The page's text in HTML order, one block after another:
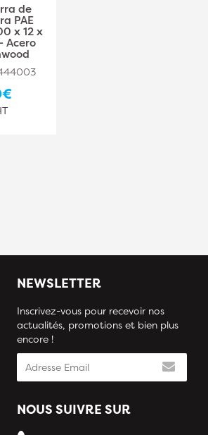
de
PAE
x 12 x
Acero
NEWSLETTER
Inscrivez-vous pour recevoir nos
actualités, promotions et bien plus
encore !
NOUS SUIVRE SUR